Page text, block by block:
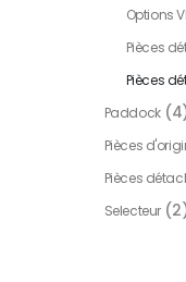
Options
Pièces
Pièces
Paddock
Pièces
Pièces
Selecteur